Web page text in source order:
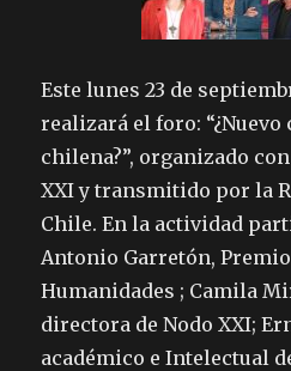
Este lunes 23 de
realizará el foro:
chilena?”, organizado
XXI y transmitido por la
Chile. En la actividad
Antonio Garretón,
Humanidades ; Camila
directora de Nodo XXI;
académico e Intelectual